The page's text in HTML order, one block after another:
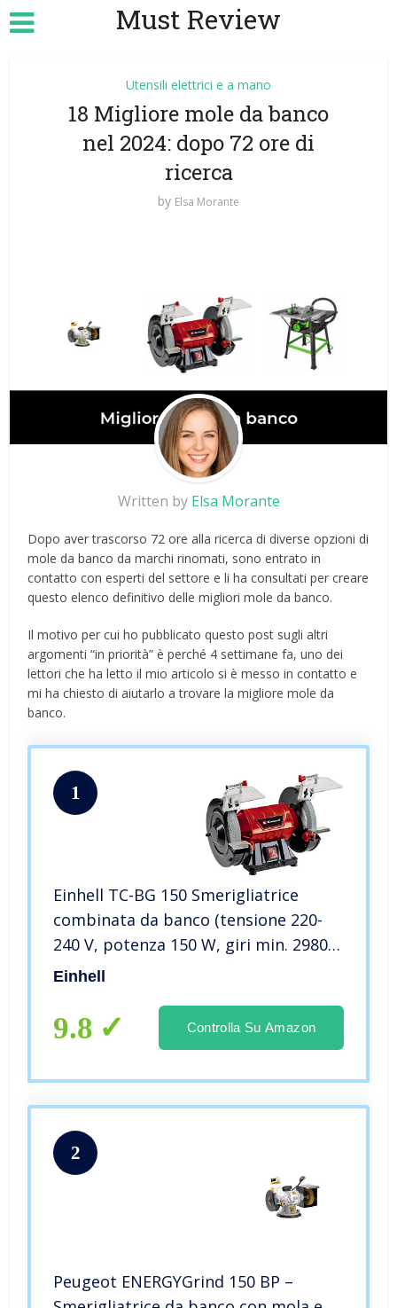
Must Review
Utensili elettrici e a mano
18 Migliore mole da banco
nel 2024: dopo 72 ore di
ricerca
by Elsa Morante
Written by Elsa Morante
Dopo aver trascorso 72 ore alla ricerca di diverse opzioni di
mole da banco da marchi rinomati, sono entrato in
contatto con esperti del settore e li ha consultati per creare
questo elenco definitivo delle migliori mole da banco.
Il motivo per cui ho pubblicato questo post sugli altri
argomenti “in priorità” è perché 4 settimane fa, uno dei
lettori che ha letto il mio articolo si è messo in contatto e
mi ha chiesto di aiutarlo a trovare la migliore mole da
banco.
1
Einhell TC-BG 150 Smerigliatrice
combinata da banco (tensione 220-
240 V, potenza 150 W, giri min. 2980,
mole Ø150 x ø32 x 16 mm, grana
Einhell
9.8 Controlla Su Amazon
2
Peugeot ENERGYGrind 150 BP –